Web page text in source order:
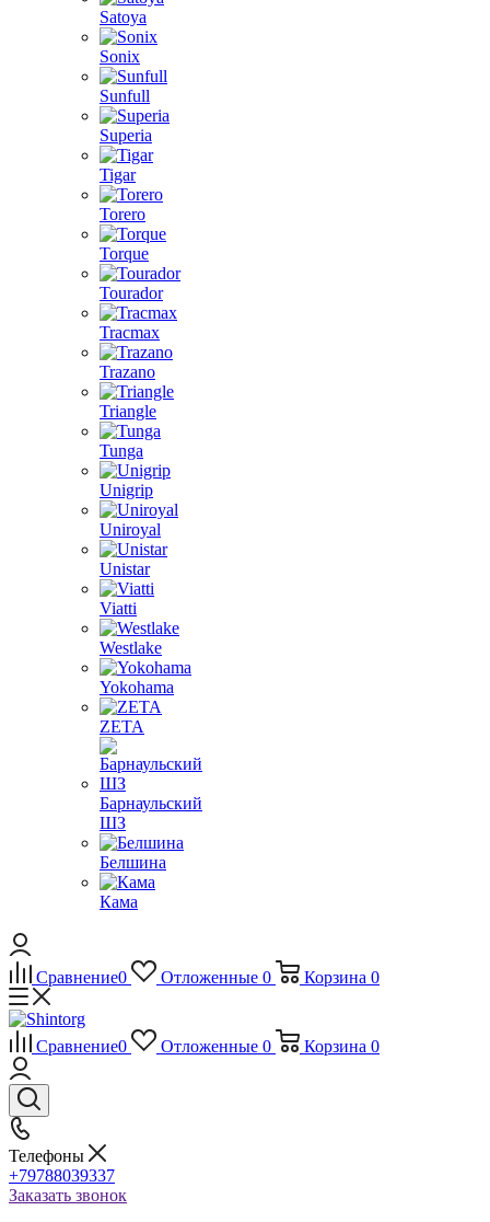
Satoya
Sonix
Sunfull
Superia
Tigar
Torero
Torque
Tourador
Tracmax
Trazano
Triangle
Tunga
Unigrip
Uniroyal
Unistar
Viatti
Westlake
Yokohama
ZETA
Барнаульский
ШЗ
Белшина
Кама
Сравнение0 Отложенные 0 Корзина 0
Сравнение0 Отложенные 0 Корзина 0
Телефоны
+79788039337
Заказать звонок